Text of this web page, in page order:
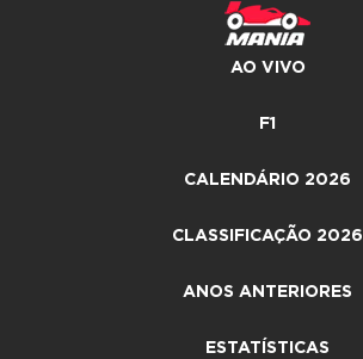
AO VIVO
F1
CALENDÁRIO 2026
CLASSIFICAÇÃO 2026
ANOS ANTERIORES
ESTATÍSTICAS